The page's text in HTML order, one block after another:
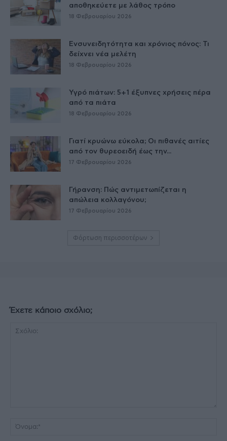
αποθηκεύετε με λάθος τρόπο
18 Φεβρουαρίου 2026
Ενσυνειδητότητα και χρόνιος πόνος: Τι
δείχνει νέα μελέτη
18 Φεβρουαρίου 2026
Υγρό πιάτων: 5+1 έξυπνες χρήσεις πέρα
από τα πιάτα
18 Φεβρουαρίου 2026
Γιατί κρυώνω εύκολα; Οι πιθανές αιτίες
από τον θυρεοειδή έως την...
17 Φεβρουαρίου 2026
Γήρανση: Πώς αντιμετωπίζεται η
απώλεια κολλαγόνου;
17 Φεβρουαρίου 2026
Φόρτωση περισσοτέρων
Έχετε κάποιο σχόλιο;